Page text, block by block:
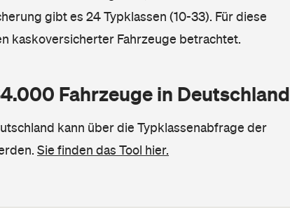
gibt es 24 Typklassen (10-33). Für diese
kaskoversicherter Fahrzeuge betrachtet.
Fahrzeuge in Deutschland
kann über die Typklassenabfrage der
Sie finden das Tool hier.